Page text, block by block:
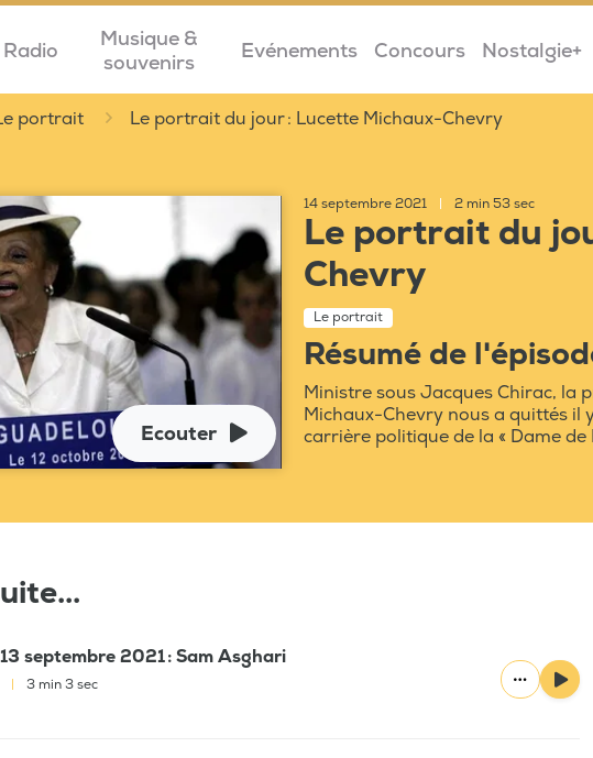
Radio
Musique &
souvenirs
Evénements Concours Nostalgie+
portrait Le portrait du jour : Lucette Michaux-Chevry
Ecouter
14 septembre 2021 2 min 53 sec
Le portrait du
Chevry
Le portrait
Résumé de
Ministre sous Jacques Chirac, la
Michaux-Chevry nous a quittés il
carrière politique de la « Dame de
septembre 2021 : Sam Asghari
3 min 3 sec